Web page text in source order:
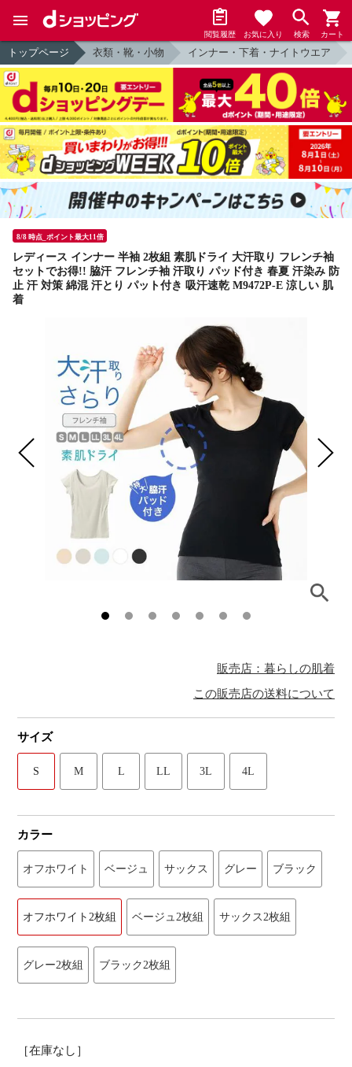
閲覧履歴 お気に入り 検索 カート
トップページ 衣類・靴・小物 インナー・下着・ナイトウエア
8/8 時点_ポイント最大11倍
レディース インナー 半袖 2枚組 素肌ドライ 大汗取り フレンチ袖
セットでお得!! 脇汗 フレンチ袖 汗取り パッド付き 春夏 汗染み 防
止 汗 対策 綿混 汗とり パット付き 吸汗速乾 M9472P-E 涼しい 肌
着
販売店：暮らしの肌着
この販売店の送料について
サイズ
S M L LL 3L 4L
カラー
オフホワイト ベージュ サックス グレー ブラック
オフホワイト2枚組 ベージュ2枚組 サックス2枚組
グレー2枚組 ブラック2枚組
［在庫なし］